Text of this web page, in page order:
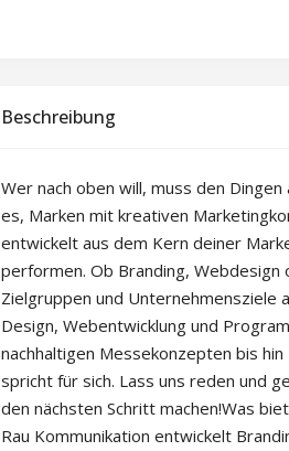
Beschreibung
Wer nach oben will, muss den
es, Marken mit kreativen
entwickelt aus dem Kern deiner
performen. Ob Branding, Webdesign
Zielgruppen und
Design, Webentwicklung und
nachhaltigen Messekonzepten bis
spricht für sich. Lass uns reden und
den nächsten Schritt machen!Was
Rau Kommunikation entwickelt